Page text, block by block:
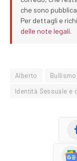
che sono
Per dettagli e
delle note legali.
Alberto Bullismo
Identità Sessuale e